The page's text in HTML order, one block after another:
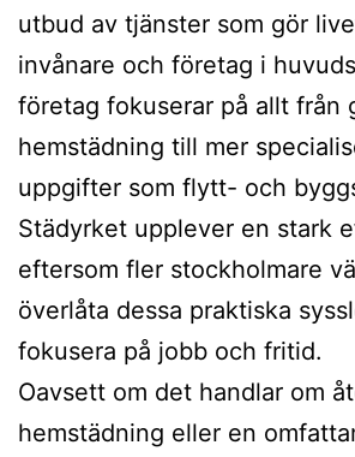
utbud av tjänster som gör
invånare och företag i
företag fokuserar på allt från
hemstädning till mer
uppgifter som flytt- och
Städyrket upplever en stark
eftersom fler stockholmare
överlåta dessa praktiska
fokusera på jobb och fritid.
Oavsett om det handlar om
hemstädning eller en